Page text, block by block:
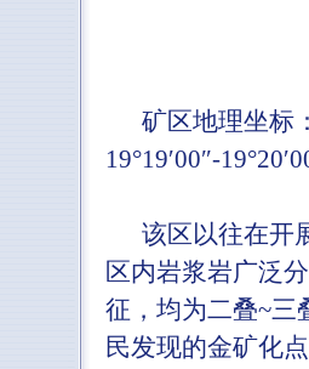
矿区地理坐标：
19°19′00″-
该区以往在开
区内岩浆岩广泛
征，均为二叠~三
民发现的金矿化